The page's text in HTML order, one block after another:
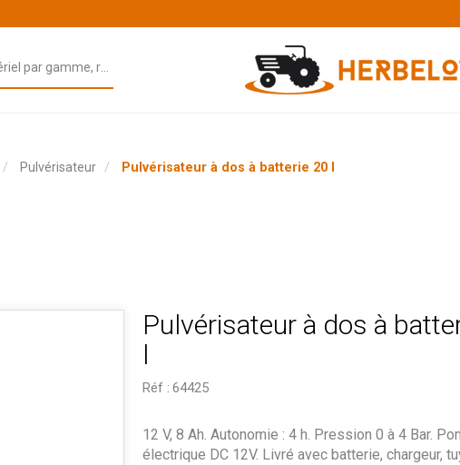
Pulvérisateur Pulvérisateur à dos à batterie 20 l
Pulvérisateur à dos à
l
Réf : 64425
12 V, 8 Ah. Autonomie : 4 h. Pression 0 à 4 Bar.
électrique DC 12V. Livré avec batterie, chargeur,